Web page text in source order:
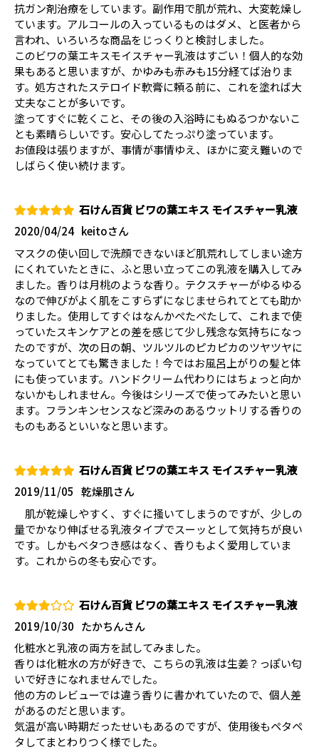
抗ガン剤治療をしています。副作用で肌が荒れ、大変乾燥し
ています。アルコールの入っているものはダメ、と医者から
言われ、いろいろな商品をじっくりと検討しました。
このビワの葉エキスモイスチャー乳液はすごい！個人的な効
果もあると思いますが、かゆみも赤みも15分経てば治りま
す。処方されたステロイド軟膏に頼る前に、これを塗れば大
丈夫なことが多いです。
塗ってすぐに乾くこと、その後の入浴時にもぬるつかないこ
とも素晴らしいです。安心してたっぷり塗っています。
お値段は張りますが、事情が事情ゆえ、ほかに変え難いので
しばらく使い続けます。
石けん百貨 ビワの葉エキス モイスチャー乳液
keitoさん
2020/04/24
マスクの使い回しで洗顔できないほど肌荒れしてしまい途方
にくれていたときに、ふと思い立ってこの乳液を購入してみ
ました。香りは月桃のような香り。テクスチャーがゆるゆる
なので伸びがよく肌をこすらずになじませられてとても助か
りました。使用してすぐはなんかぺたぺたして、これまで使
っていたスキンケアとの差を感じて少し残念な気持ちになっ
たのですが、次の日の朝、ツルツルのピカピカのツヤツヤに
なっていてとても驚きました！今ではお風呂上がりの髪と体
にも使っています。ハンドクリーム代わりにはちょっと向か
ないかもしれません。今後はシリーズで使ってみたいと思い
ます。フランキンセンスなど深みのあるウットリする香りの
ものもあるといいなと思います。
石けん百貨 ビワの葉エキス モイスチャー乳液
乾燥肌さん
2019/11/05
肌が乾燥しやすく、すぐに掻いてしまうのですが、少しの
量でかなり伸ばせる乳液タイプでスーッとして気持ちが良い
です。しかもベタつき感はなく、香りもよく愛用していま
す。これからの冬も安心です。
石けん百貨 ビワの葉エキス モイスチャー乳液
たかちんさん
2019/10/30
化粧水と乳液の両方を試してみました。
香りは化粧水の方が好きで、こちらの乳液は生姜？っぽい匂
いで好きになれませんでした。
他の方のレビューでは違う香りに書かれていたので、個人差
があるのだと思います。
気温が高い時期だったせいもあるのですが、使用後もペタペ
タしてまとわりつく様でした。